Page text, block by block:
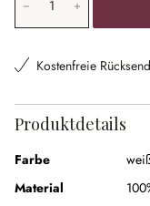
Kostenfreie
Produktdetails
Farbe
Material